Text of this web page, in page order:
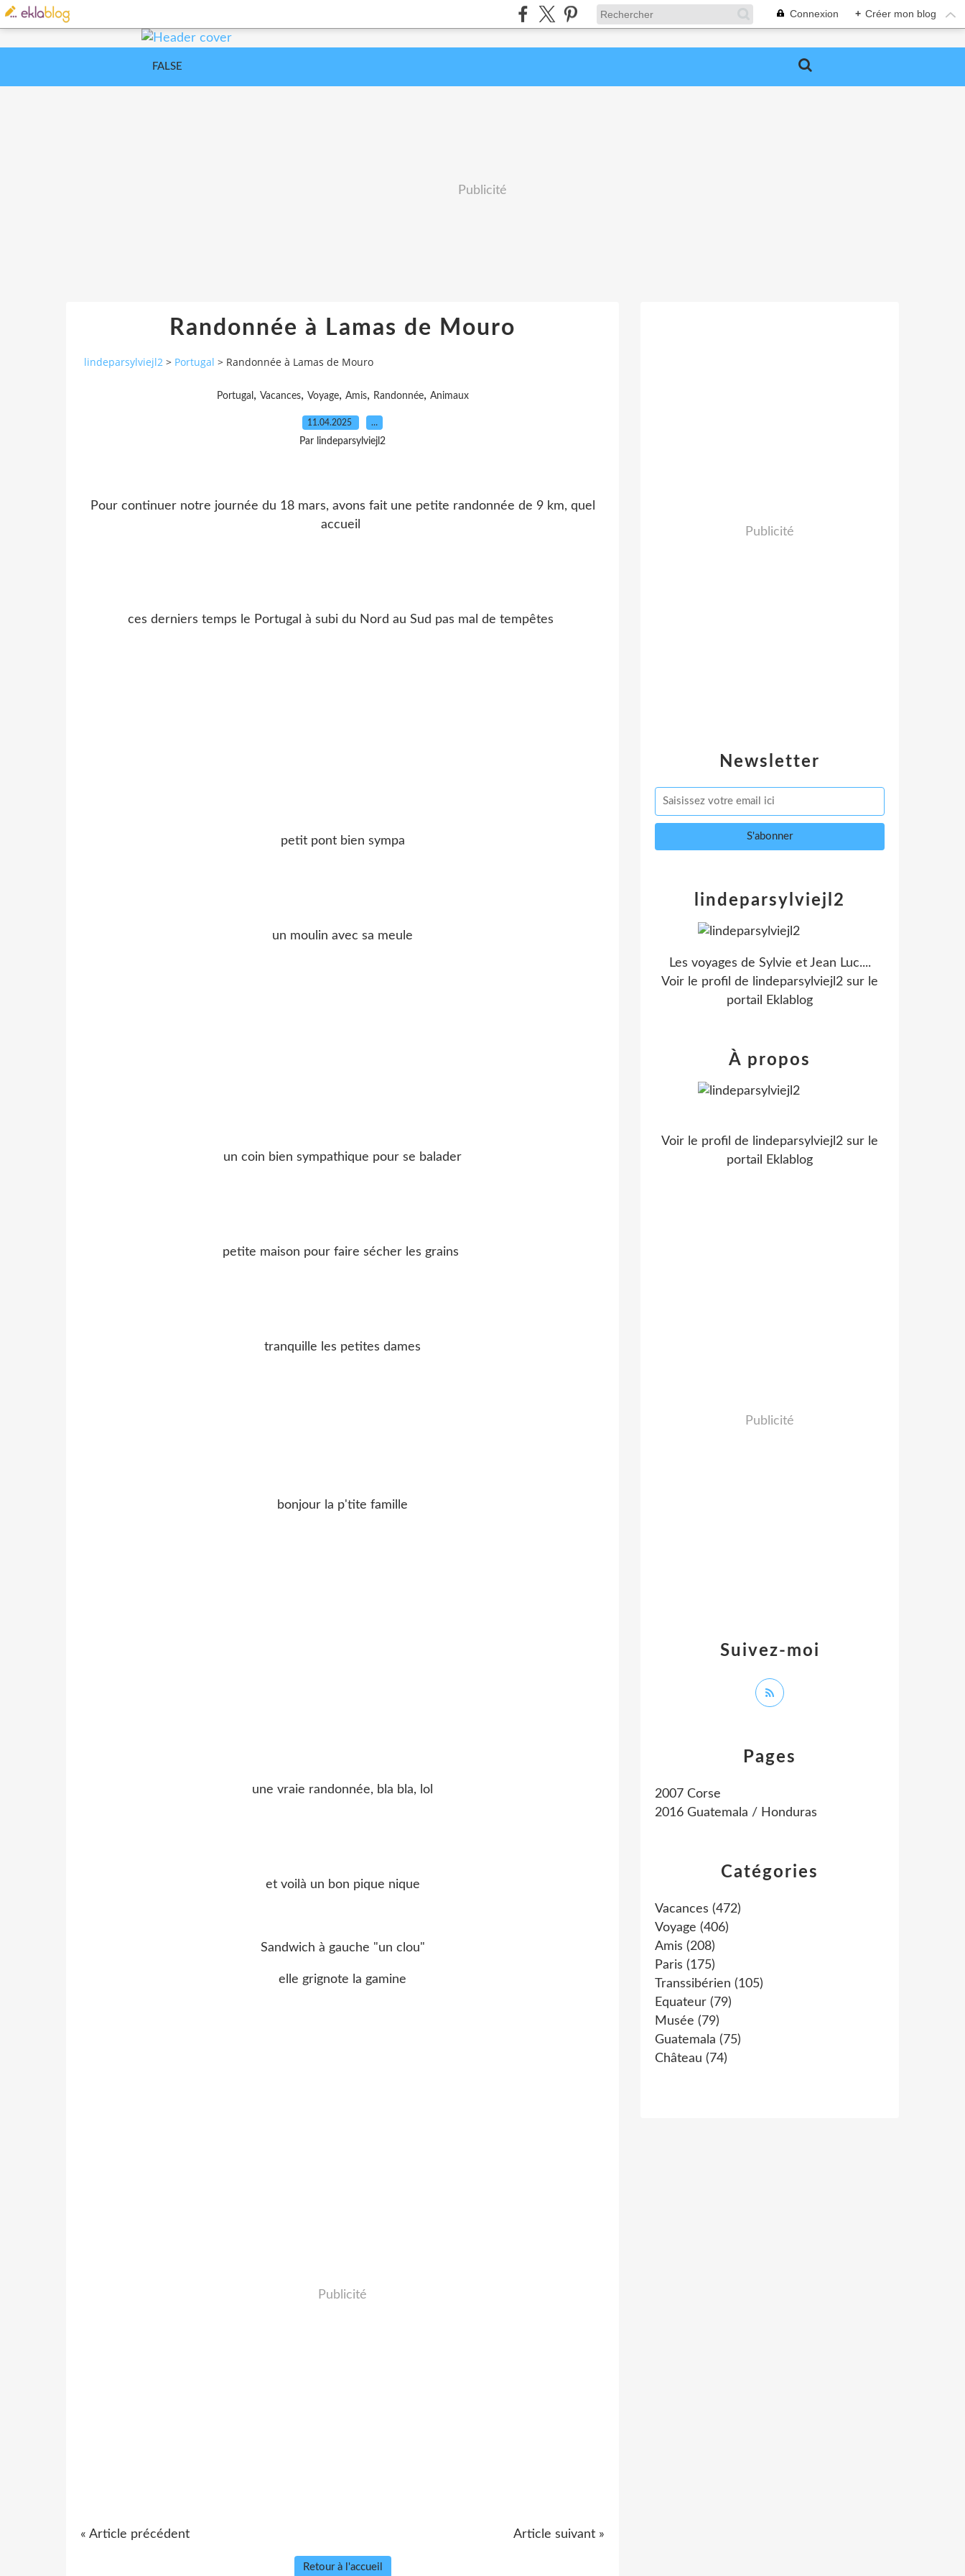
Connexion + Créer mon blog
FALSE
Publicité
Randonnée à Lamas de Mouro
lindeparsylviejl2 > Portugal > Randonnée à Lamas de Mouro
Portugal , Vacances, Voyage, Amis, Randonnée, Animaux
11.04.2025 …
Par lindeparsylviejl2
Pour continuer notre journée du 18 mars, avons fait une petite randonnée de 9 km, quel
accueil
ces derniers temps le Portugal à subi du Nord au Sud pas mal de tempêtes
petit pont bien sympa
un moulin avec sa meule
un coin bien sympathique pour se balader
petite maison pour faire sécher les grains
tranquille les petites dames
bonjour la p'tite famille
une vraie randonnée, bla bla, lol
et voilà un bon pique nique
Sandwich à gauche "un clou"
elle grignote la gamine
Publicité
« Article précédent Article suivant »
Retour à l'accueil
Newsletter
Publicité
Catégories
Vacances (472)
Voyage (406)
Amis (208)
Paris (175)
Transsibérien (105)
Equateur (79)
Musée (79)
Guatemala (75)
Château (74)
Pages
2007 Corse
2016 Guatemala / Honduras
lindeparsylviejl2
Les voyages de Sylvie et Jean Luc....
Voir le profil de
lindeparsylviejl2 sur le
portail Eklablog
Suivez-moi
À propos
Voir le profil de lindeparsylviejl2 sur le
portail Eklablog
Publicité